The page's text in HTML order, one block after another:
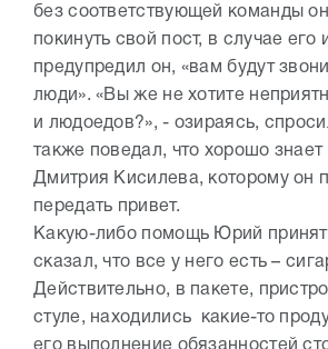
без соответствующей команды
покинуть свой пост, в случае его
предупредил он, «вам будут
люди». «Вы же не хотите
и людоедов?», - озираясь,
также поведал, что хорошо
Дмитрия Кисилева, которому он
передать привет.
Какую-либо помощь Юрий
сказал, что все у него есть –
Действительно, в пакете,
стуле, находились какие-то